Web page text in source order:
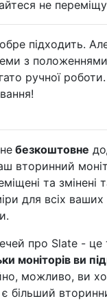
не
підходить.
з
ручної
безкоштовне
вторинний
та
для всіх
про Slate - це
моніторів ви
можливо, ви
більший